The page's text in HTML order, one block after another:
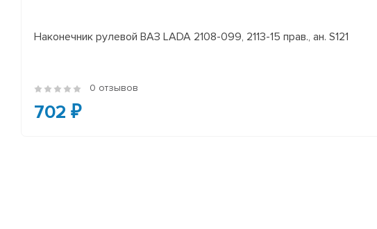
Наконечник рулевой ВАЗ LADA 2108-099, 2113-15 прав., ан. S121
0 отзывов
702 ₽